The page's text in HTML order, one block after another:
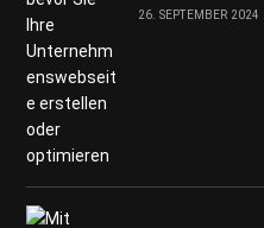
26. SEPTEMBER 2024